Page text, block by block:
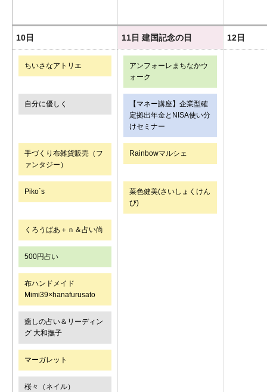
10日 11日 建国記念の日 12日
ちいさなアトリエ
アンフォーレまちなかウ
ォーク
自分に優しく
【マネー講座】企業型確
定拠出年金とNISA使い分
けセミナー
手づくり布雑貨販売（フ
ァンタジー）
Rainbowマルシェ
Piko´s
菜色健美(さいしょくけん
び)
くろうばあ＋ｎ＆占い尚
500円占い
布ハンドメイド
Mimi39×hanafurusato
癒しの占い＆リーディン
グ 大和撫子
マーガレット
桜々（ネイル）